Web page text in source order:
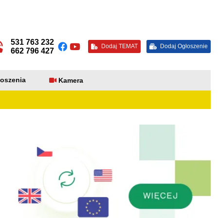
531 763 232
662 796 427
Dodaj TEMAT Dodaj Ogłoszenie
Kamera